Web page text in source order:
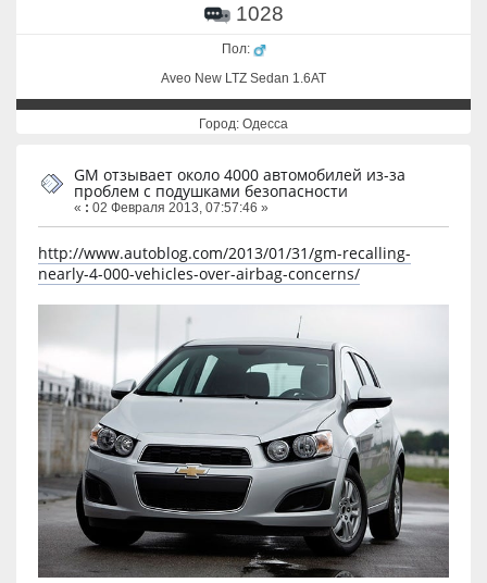
1028
Пол:
Aveo New LTZ Sedan 1.6AT
Город: Одесса
GM отзывает около 4000 автомобилей из-за
проблем с подушками безопасности
« : 02 Февраля 2013, 07:57:46 »
http://www.autoblog.com/2013/01/31/gm-recalling-
nearly-4-000-vehicles-over-airbag-concerns/